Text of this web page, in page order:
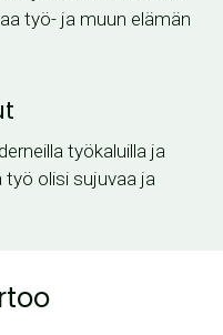
työ- ja muun elämän
työkaluilla ja
olisi sujuvaa ja